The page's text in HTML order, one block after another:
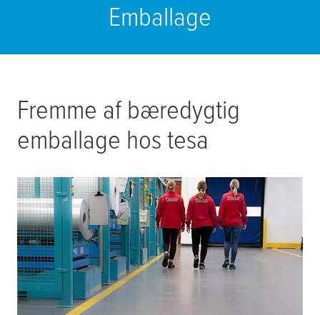
Emballage
Fremme af bæredygtig
emballage hos tesa